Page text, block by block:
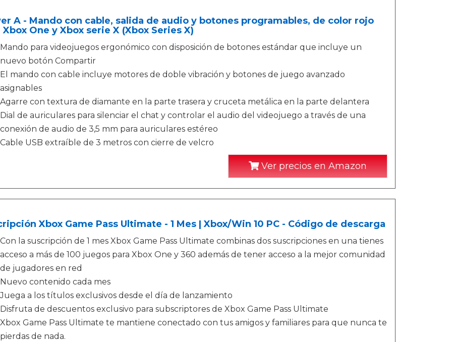
A - Mando con cable, salida de audio y botones programables, de color rojo
Xbox One y Xbox serie X (Xbox Series X)
Mando para videojuegos ergonómico con disposición de botones estándar que incluye un
nuevo botón Compartir
El mando con cable incluye motores de doble vibración y botones de juego avanzado
asignables
Agarre con textura de diamante en la parte trasera y cruceta metálica en la parte delantera
Dial de auriculares para silenciar el chat y controlar el audio del videojuego a través de una
conexión de audio de 3,5 mm para auriculares estéreo
Cable USB extraíble de 3 metros con cierre de velcro
Ver precios en Amazon
Xbox Game Pass Ultimate - 1 Mes | Xbox/Win 10 PC - Código de descarga
Con la suscripción de 1 mes Xbox Game Pass Ultimate combinas dos suscripciones en una tienes
acceso a más de 100 juegos para Xbox One y 360 además de tener acceso a la mejor comunidad
de jugadores en red
Nuevo contenido cada mes
Juega a los títulos exclusivos desde el día de lanzamiento
Disfruta de descuentos exclusivo para subscriptores de Xbox Game Pass Ultimate
Xbox Game Pass Ultimate te mantiene conectado con tus amigos y familiares para que nunca te
pierdas de nada.